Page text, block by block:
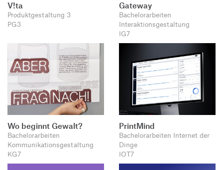
V!ta
Produktgestaltung 3
PG3
Gateway
Bachelorarbeiten
Interaktionsgestaltung
IG7
Wo beginnt Gewalt?
Bachelorarbeiten
Kommunikationsgestaltung
KG7
PrintMind
Bachelorarbeiten Internet der
Dinge
IOT7